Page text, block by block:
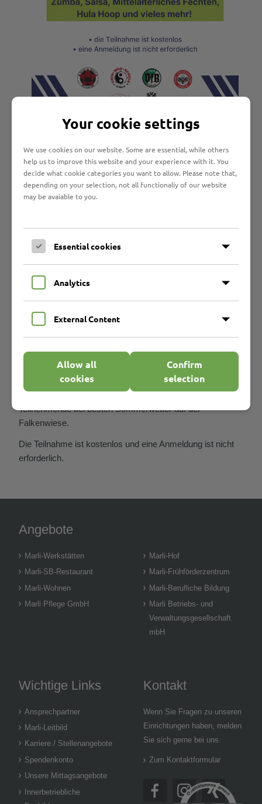
Auch in diesem Jahr sind wir wieder mit dabei beim
Aktionstag von Sport im Park "Alle aktiv -gemeinsam in
Bewegung!".
Datum:11. Juli 2026
Uhrzeit:13:00 - 17:00 Uhr
Chin Woo Schule, Roter Stern Lübeck e. V., TC
Hansestadt Lübeck haben wir ein abwechslungsreiches
Programm auf die Beine gestellt. Wir freuen uns
besonders auf den Auftritt unserer Zumba Gruppe ZuMar
Impressionen zu ZuMar) um 13:00 Uhr und unseren
Neben den Programmpunkten gibt es viele
unterschiedliche Sport- und Spiele-Angebote zum
Mitmachen und Ausprobieren. Wir freuen uns auf viele
Teilnehmende bei besten Sommerwetter auf der
Falkenwiese.
Die Teilnahme ist kostenlos und eine Anmeldung ist nicht
erforderlich.
Angebote
Marli-Werkstätten
Marli-Hof
Marli-SB-Restaurant
Marli-Frühförderzentrum
Marli-Wohnen
Marli-Berufliche Bildung
Marli Pflege GmbH
Marli Betriebs- und
Verwaltungsgesellschaft
mbH
Wichtige Links
Ansprechpartner
Marli-Leitbild
Karriere / Stellenangebote
Spendenkonto
Unsere Mittagsangebote
Innerbetriebliche
Kontakt
Wenn Sie Fragen zu unseren
Einrichtungen haben, melden
Sie sich gerne bei uns.
Zum Kontaktformular
Your cookie settings
We use cookies on our website. Some are essential, while others
help us to improve this website and your experience with it. You
decide what cookie categories you want to allow. Please note that,
depending on your selection, not all functionaliy of our website
may be avaiable to you.
Essential cookies
Analytics
External Content
Allow all
cookies
Confirm
selection